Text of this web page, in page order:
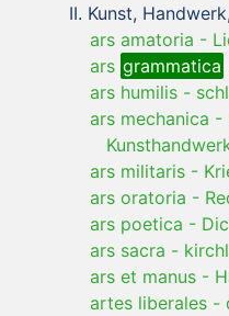
Kunst,
ars amatoria -
ars grammatica
ars humilis -
ars mechanica -
ars militaris -
ars oratoria -
ars poetica -
ars sacra -
ars et manus -
artes liberales -